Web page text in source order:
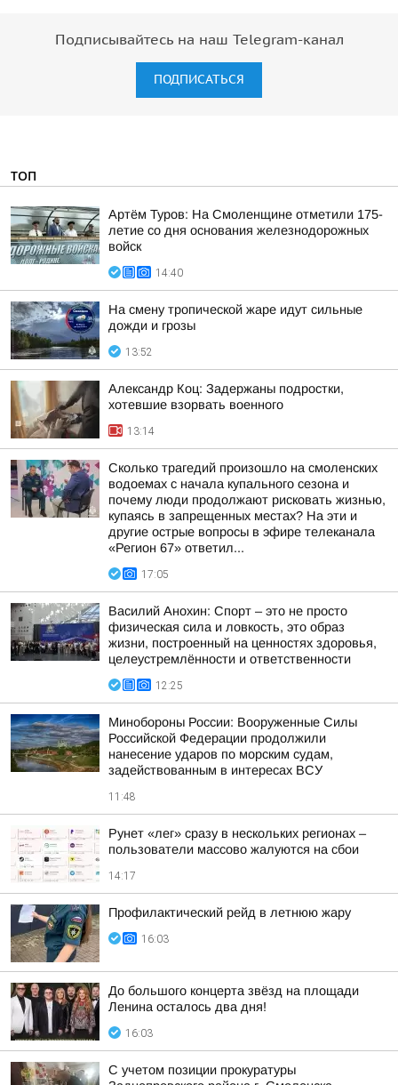
Подписывайтесь на наш Telegram-канал
ПОДПИСАТЬСЯ
ТОП
Артём Туров: На Смоленщине отметили 175-
летие со дня основания железнодорожных
войск
14:40
На смену тропической жаре идут сильные
дожди и грозы
13:52
Александр Коц: Задержаны подростки,
хотевшие взорвать военного
13:14
Сколько трагедий произошло на смоленских
водоемах с начала купального сезона и
почему люди продолжают рисковать жизнью,
купаясь в запрещенных местах? На эти и
другие острые вопросы в эфире телеканала
«Регион 67» ответил...
17:05
Василий Анохин: Спорт – это не просто
физическая сила и ловкость, это образ
жизни, построенный на ценностях здоровья,
целеустремлённости и ответственности
12:25
Минобороны России: Вооруженные Силы
Российской Федерации продолжили
нанесение ударов по морским судам,
задействованным в интересах ВСУ
11:48
Рунет «лег» сразу в нескольких регионах –
пользователи массово жалуются на сбои
14:17
Профилактический рейд в летнюю жару
16:03
До большого концерта звёзд на площади
Ленина осталось два дня!
16:03
С учетом позиции прокуратуры